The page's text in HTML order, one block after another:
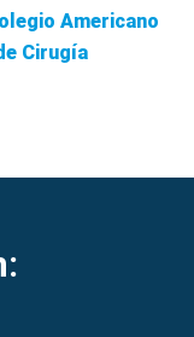
Americano
Cirugía